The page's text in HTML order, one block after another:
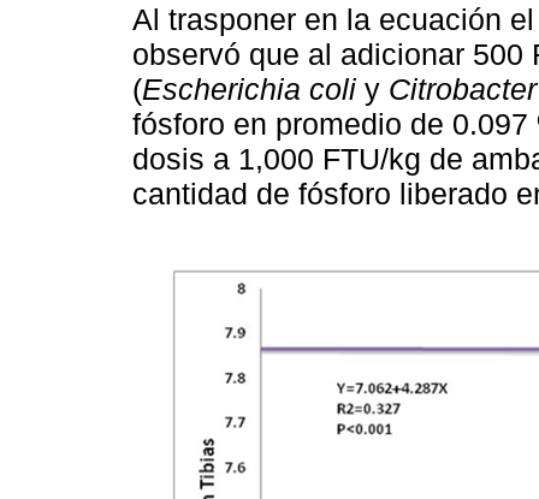
Al trasponer en la ecuación
observó que al adicionar 500
(Escherichia coli y
fósforo en promedio de
dosis a 1,000 FTU/kg de
cantidad de fósforo liberado